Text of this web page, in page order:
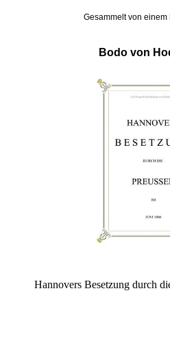
Gesammelt von
Bodo von
Hannovers Besetzung durch